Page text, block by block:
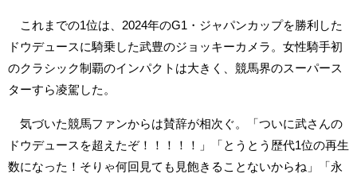
これまでの1位は、2024年のG1・ジャパンカップを勝利した
ドウデュースに騎乗した武豊のジョッキーカメラ。女性騎手初
のクラシック制覇のインパクトは大きく、競馬界のスーパース
ターすら凌駕した。
気づいた競馬ファンからは賛辞が相次ぐ。「ついに武さんの
ドウデュースを超えたぞ！！！！！」「とうとう歴代1位の再生
数になった！そりゃ何回見ても見飽きることないからね」「永